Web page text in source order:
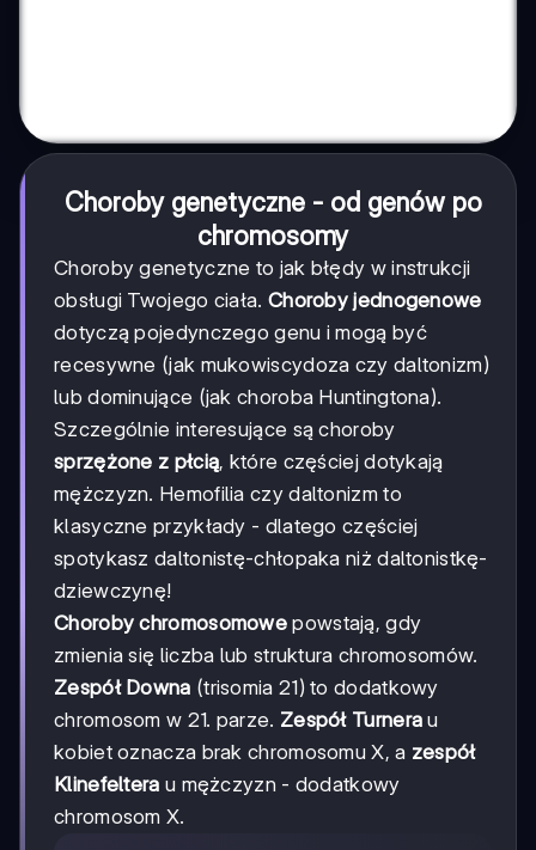
Choroby genetyczne - od genów po
chromosomy
Choroby genetyczne to jak błędy w instrukcji
obsługi Twojego ciała. Choroby jednogenowe
dotyczą pojedynczego genu i mogą być
recesywne (jak mukowiscydoza czy daltonizm)
lub dominujące (jak choroba Huntingtona).
Szczególnie interesujące są choroby
sprzężone z płcią, które częściej dotykają
mężczyzn. Hemofilia czy daltonizm to
klasyczne przykłady - dlatego częściej
spotykasz daltonistę-chłopaka niż daltonistkę-
dziewczynę!
Choroby chromosomowe powstają, gdy
zmienia się liczba lub struktura chromosomów.
Zespół Downa (trisomia 21) to dodatkowy
chromosom w 21. parze. Zespół Turnera u
kobiet oznacza brak chromosomu X, a zespół
Klinefeltera u mężczyzn - dodatkowy
chromosom X.